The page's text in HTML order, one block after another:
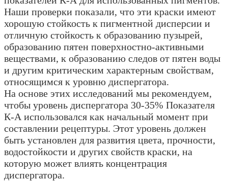
Наши проверки показали, что эти краски имеют
хорошую стойкость к пигментной дисперсии и
отличную стойкость к образованию пузырей,
образованию пятен поверхностно-активными
веществами, к образованию следов от пятен воды
и другим критическим характерным свойствам,
относящимся к уровню диспергатора.
На основе этих исследований мы рекомендуем,
чтобы уровень диспергатора 30-35% Показателя
К-А использовался как начальный момент при
составлении рецептуры. Этот уровень должен
быть установлен для развития цвета, прочности,
водостойкости и других свойств краски, на
которую может влиять концентрация
диспергатора.